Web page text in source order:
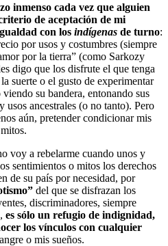
inmenso cada vez que alguien
de aceptación de mi
con los indígenas de turno:
por usos y costumbres (siempre
por la tierra” (como Sarkozy
digo que los disfrute el que tenga
suerte o el gusto de experimentar
su bandera, entonando sus
usos ancestrales (o no tanto). Pero
aún, pretender condicionar mis
voy a rebelarme cuando unos y
sentimientos o mitos los derechos
de su país por necesidad, por
del que se disfrazan los
discriminadores, siempre
es sólo un refugio de indignidad,
los vínculos con cualquier
o mis sueños.